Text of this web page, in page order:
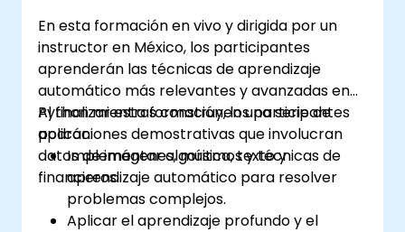
notificaciones por correo electrónico.
Utilizar las herramientas de depuración
de Python para resolver errores
rápidamente.
Controlar programáticamente el mouse
y el teclado para hacer clic y escribir por
ti.
En esta formación en vivo y dirigida por un
instructor en México, los participantes
aprenderán las técnicas de aprendizaje
automático más relevantes y avanzadas en
Python mientras construyen una serie de
aplicaciones demostrativas que involucran
datos de imágenes, música, texto y
financieros.
Al finalizar esta formación, los participantes
podrán:
Implementar algoritmos y técnicas de
aprendizaje automático para resolver
problemas complejos.
Aplicar el aprendizaje profundo y el